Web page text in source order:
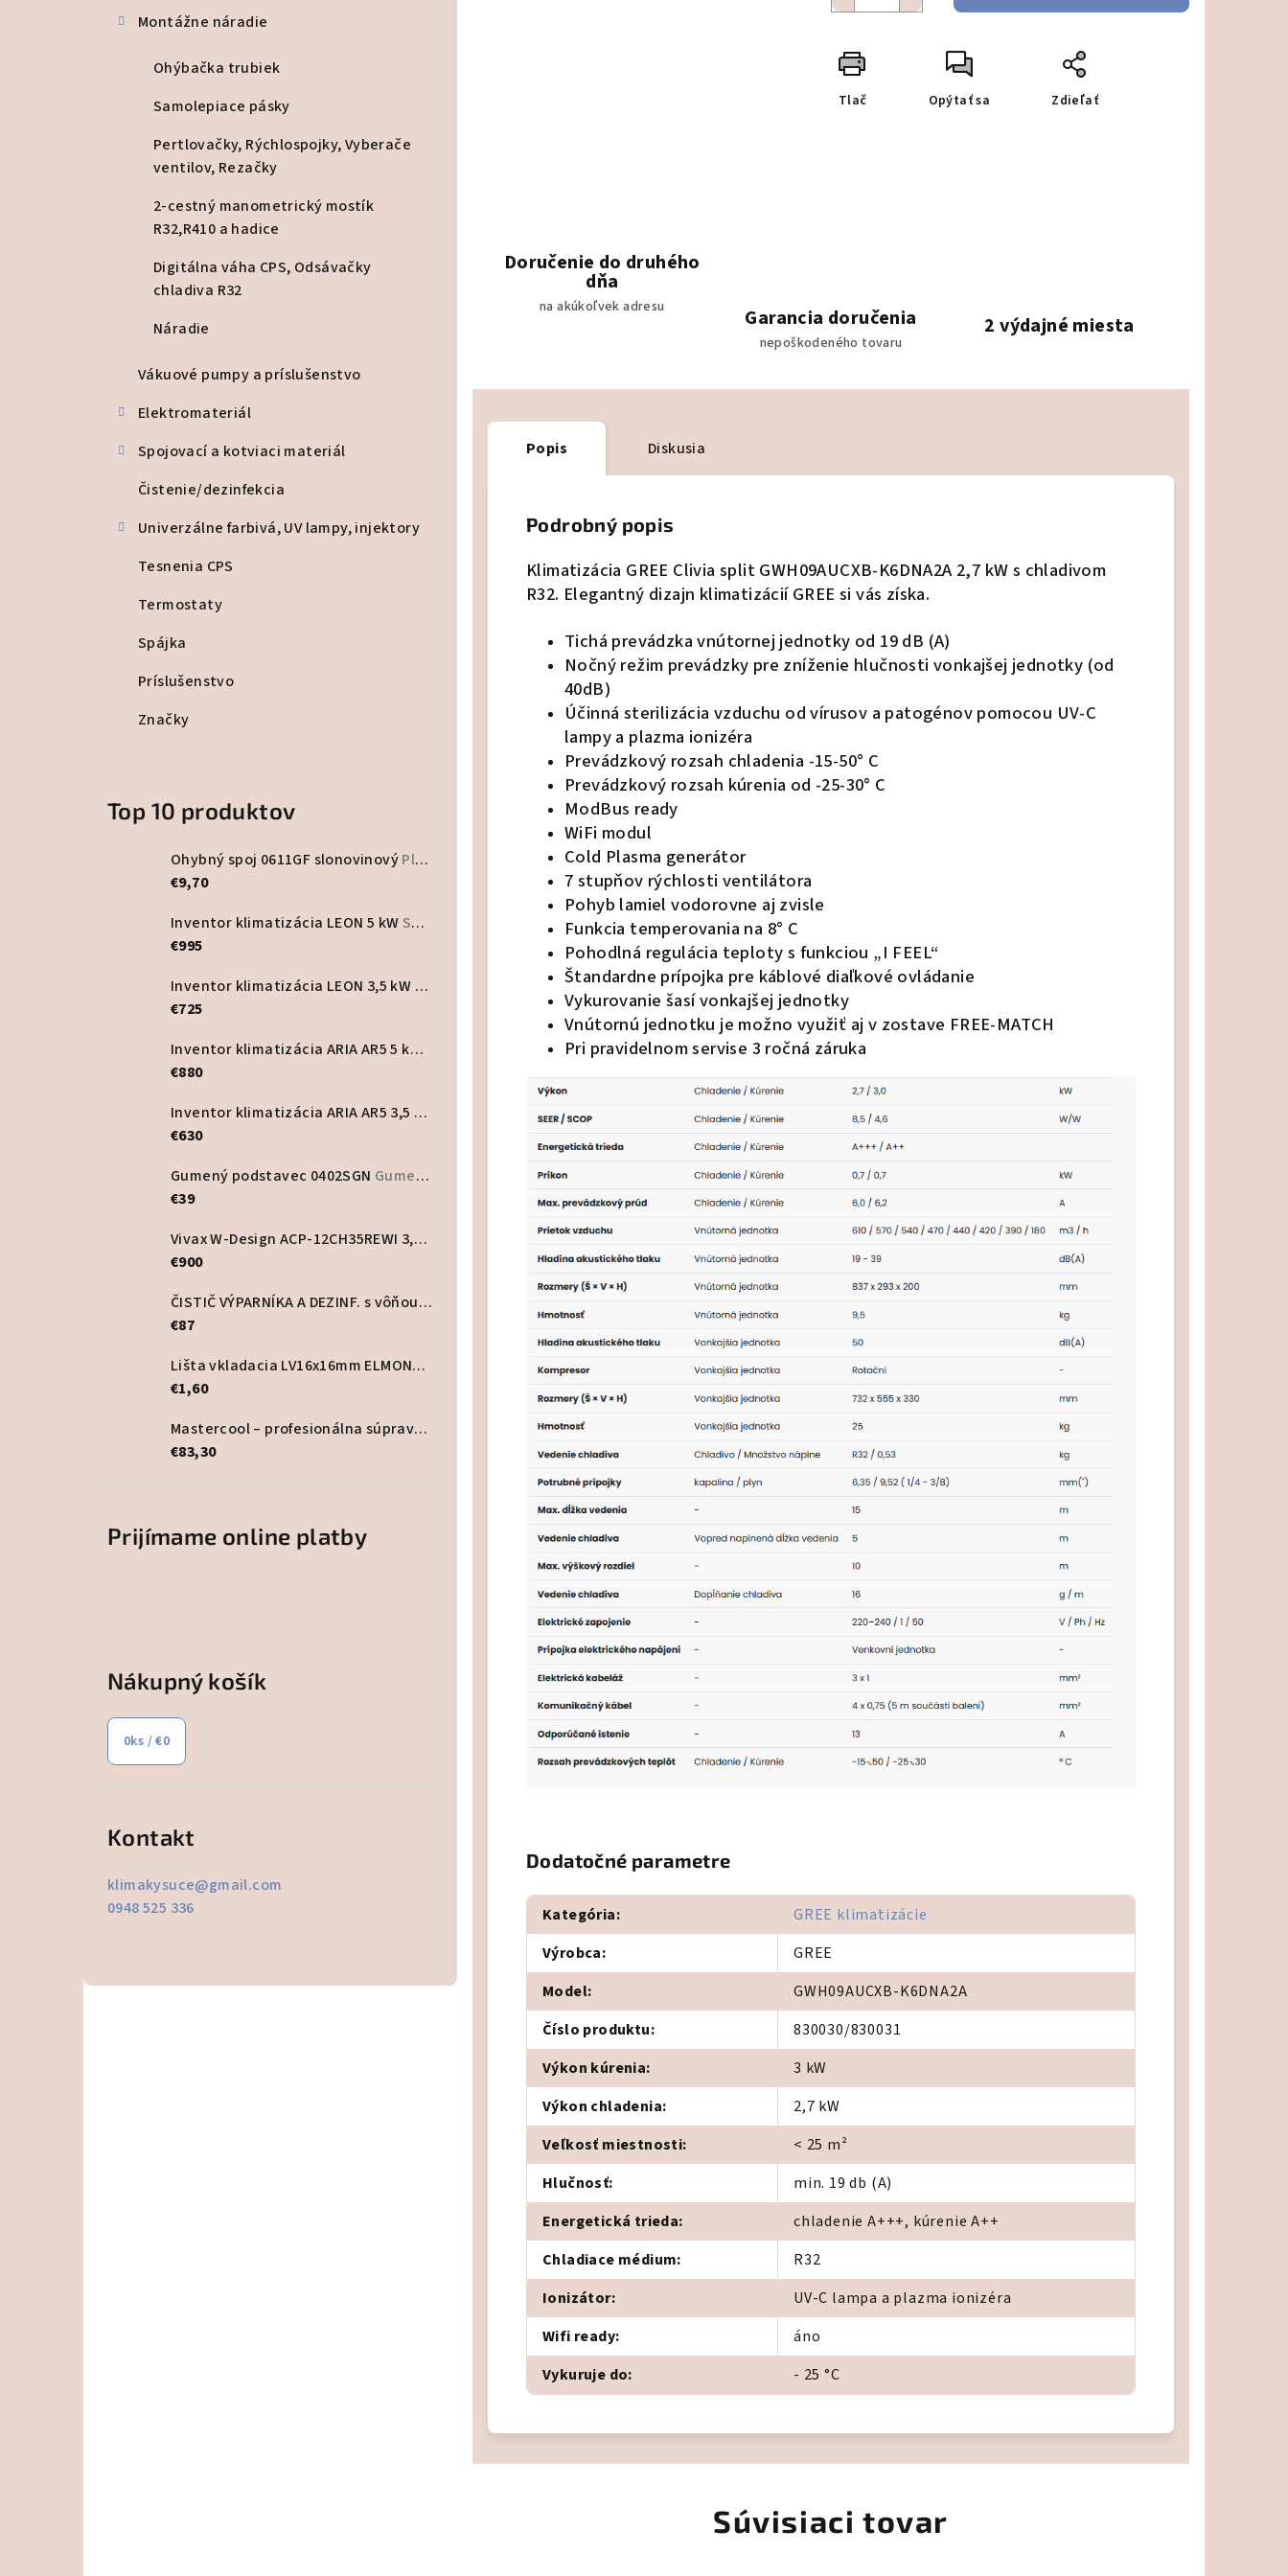
Montážne náradie
Ohýbačka trubiek
Samolepiace pásky
Pertlovačky, Rýchlospojky, Vyberače
ventilov, Rezačky
2-cestný manometrický mostík
R32,R410 a hadice
Digitálna váha CPS, Odsávačky
chladiva R32
Náradie
Vákuové pumpy a príslušenstvo
Elektromateriál
Spojovací a kotviaci materiál
Čistenie/dezinfekcia
Univerzálne farbivá, UV lampy, injektory
Tesnenia CPS
Termostaty
Spájka
Príslušenstvo
Značky
Top 10 produktov
Ohybný spoj 0611GF slonovinovýPlastový program
€9,70
Inventor klimatizácia LEON 5 kWSet vonkajšia a vnútorná jednotka
€995
Inventor klimatizácia LEON 3,5 kW
Set vonkajšia a vnútorná jednotka
€725
Inventor klimatizácia ARIA AR5 5 kW
Set vonkajšia a vnútorná jednotka
€880
Inventor klimatizácia ARIA AR5 3,5 kW
Set vonkajšia a vnútorná jednotka
€630
Gumený podstavec 0402SGN Gumené a plastové podstavce
€39
Vivax W-Design ACP-12CH35REWI 3,5 kW nástenná klimatizácia
Set vonkajšia a vnútorná jednotka
€900
ČISTIČ VÝPARNÍKA A DEZINF. s vôňou PurAire ECD 5L
€87
Lišta vkladacia LV16x16mm ELMONT, biela
Elektromateriál
€1,60
Mastercool – profesionálna súprava lepidla na HVAC potrubia
Čistenie/dezinfekcia
€83,30
Prijímame online platby
Nákupný košík
0ks /€0
Kontakt
klimakysuce@gmail.com
0948 525 336
Tlač Opýtať sa Zdieľať
Doručenie do druhého
dňa
na akúkoľvek adresu Garancia doručenia
nepoškodeného tovaru
2 výdajné miesta
Popis Diskusia
Podrobný popis
Klimatizácia GREE Clivia split GWH09AUCXB-K6DNA2A 2,7 kW s chladivom
R32. Elegantný dizajn klimatizácií GREE si vás získa.
Tichá prevádzka vnútornej jednotky od 19 dB (A)
Nočný režim prevádzky pre zníženie hlučnosti vonkajšej jednotky (od
40dB)
Účinná sterilizácia vzduchu od vírusov a patogénov pomocou UV-C
lampy a plazma ionizéra
Prevádzkový rozsah chladenia -15-50° C
Prevádzkový rozsah kúrenia od -25-30° C
ModBus ready
WiFi modul
Cold Plasma generátor
7 stupňov rýchlosti ventilátora
Pohyb lamiel vodorovne aj zvisle
Funkcia temperovania na 8° C
Pohodlná regulácia teploty s funkciou „I FEEL“
Štandardne prípojka pre káblové diaľkové ovládanie
Vykurovanie šasí vonkajšej jednotky
Vnútornú jednotku je možno využiť aj v zostave FREE-MATCH
Pri pravidelnom servise 3 ročná záruka
Dodatočné parametre
Kategória:
GREE klimatizácie
Výrobca:
GREE
Model:
GWH09AUCXB-K6DNA2A
Číslo produktu:
830030/830031
Výkon kúrenia:
3 kW
Výkon chladenia:
2,7 kW
Veľkosť miestnosti:
< 25 m²
Hlučnosť:
min. 19 db (A)
Energetická trieda:
chladenie A+++, kúrenie A++
Chladiace médium:
R32
Ionizátor:
UV-C lampa a plazma ionizéra
Wifi ready:
áno
Vykuruje do: - 25 °C
Súvisiaci tovar